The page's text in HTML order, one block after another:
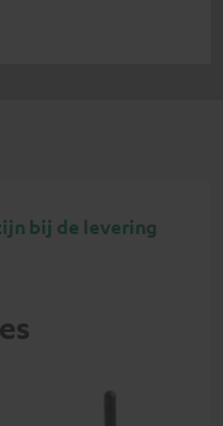
bij de levering